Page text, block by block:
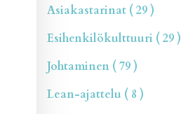
Asiakastarinat ( 29 )
Esihenkilökulttuuri ( 29 )
Johtaminen ( 79 )
Lean-ajattelu ( 8 )